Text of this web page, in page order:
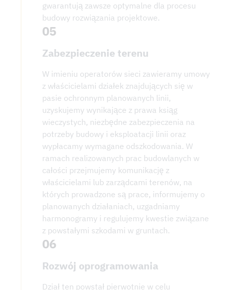
gwarantują zawsze optymalne dla procesu
budowy rozwiązania projektowe.
05
Zabezpieczenie terenu
W imieniu operatorów sieci zawieramy umowy
z właścicielami działek znajdujących się w
pasie ochronnym planowanych linii,
uzyskujemy wynikające z prawa ksiąg
wieczystych, niezbędne zabezpieczenia na
potrzeby budowy i eksploatacji linii oraz
wypłacamy wymagane odszkodowania. W
ramach realizowanych prac budowlanych w
całości przejmujemy komunikację z
właścicielami lub zarządcami terenów, na
których prowadzone są prace, informujemy o
planowanych działaniach, uzgadniamy
harmonogramy i regulujemy kwestie związane
z powstałymi szkodami w gruntach.
06
Rozwój oprogramowania
Dział ten powstał pierwotnie w celu